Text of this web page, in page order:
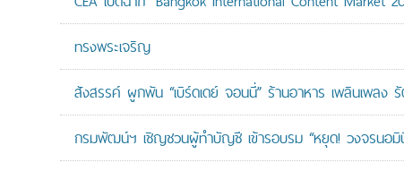
ทรงพระเจริญ
สังสรรค์ ผูกพัน “เบิร์ดเดย์ จอนนี่” ร้านอาหาร เพลินเพลง
กรมพัฒน์ฯ เชิญชวนผู้ทำบัญชี เข้ารอบรม “หยุด! วงจรนอ